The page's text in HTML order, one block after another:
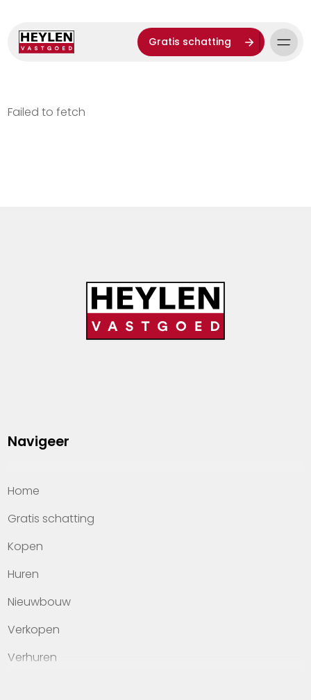
Gratis schatting
Failed to fetch
Navigeer
Home
Gratis schatting
Kopen
Huren
Nieuwbouw
Verkopen
Verhuren